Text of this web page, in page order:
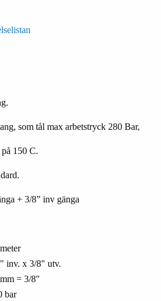
som tål max arbetstryck 280 Bar,
150 C.
+ 3/8” inv gänga
inv. x 3/8" utv.
= 3/8"
bar